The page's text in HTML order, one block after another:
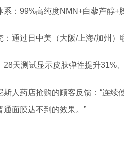
系：99%高纯度NMN+白藜芦醇+
：通过日中美（大阪/上海/加州
28天测试显示皮肤弹性提升31%
斯人药店抢购的顾客反馈：“连
通面膜达不到的效果。”